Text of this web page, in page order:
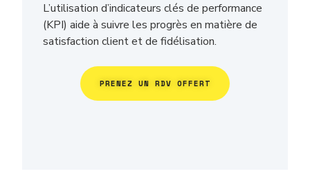
L’utilisation d’indicateurs clés de performance
(KPI) aide à suivre les progrès en matière de
satisfaction client et de fidélisation.
PRENEZ UN RDV OFFERT